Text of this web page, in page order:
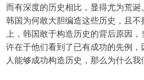
而有深度的历史相比，显得尤为荒诞
韩国为何敢大胆编造这些历史，且
上，韩国敢于构造历史的背后原因
许在于他们看到了已有成功的先例
人能够成功构造历史，那么为什么我